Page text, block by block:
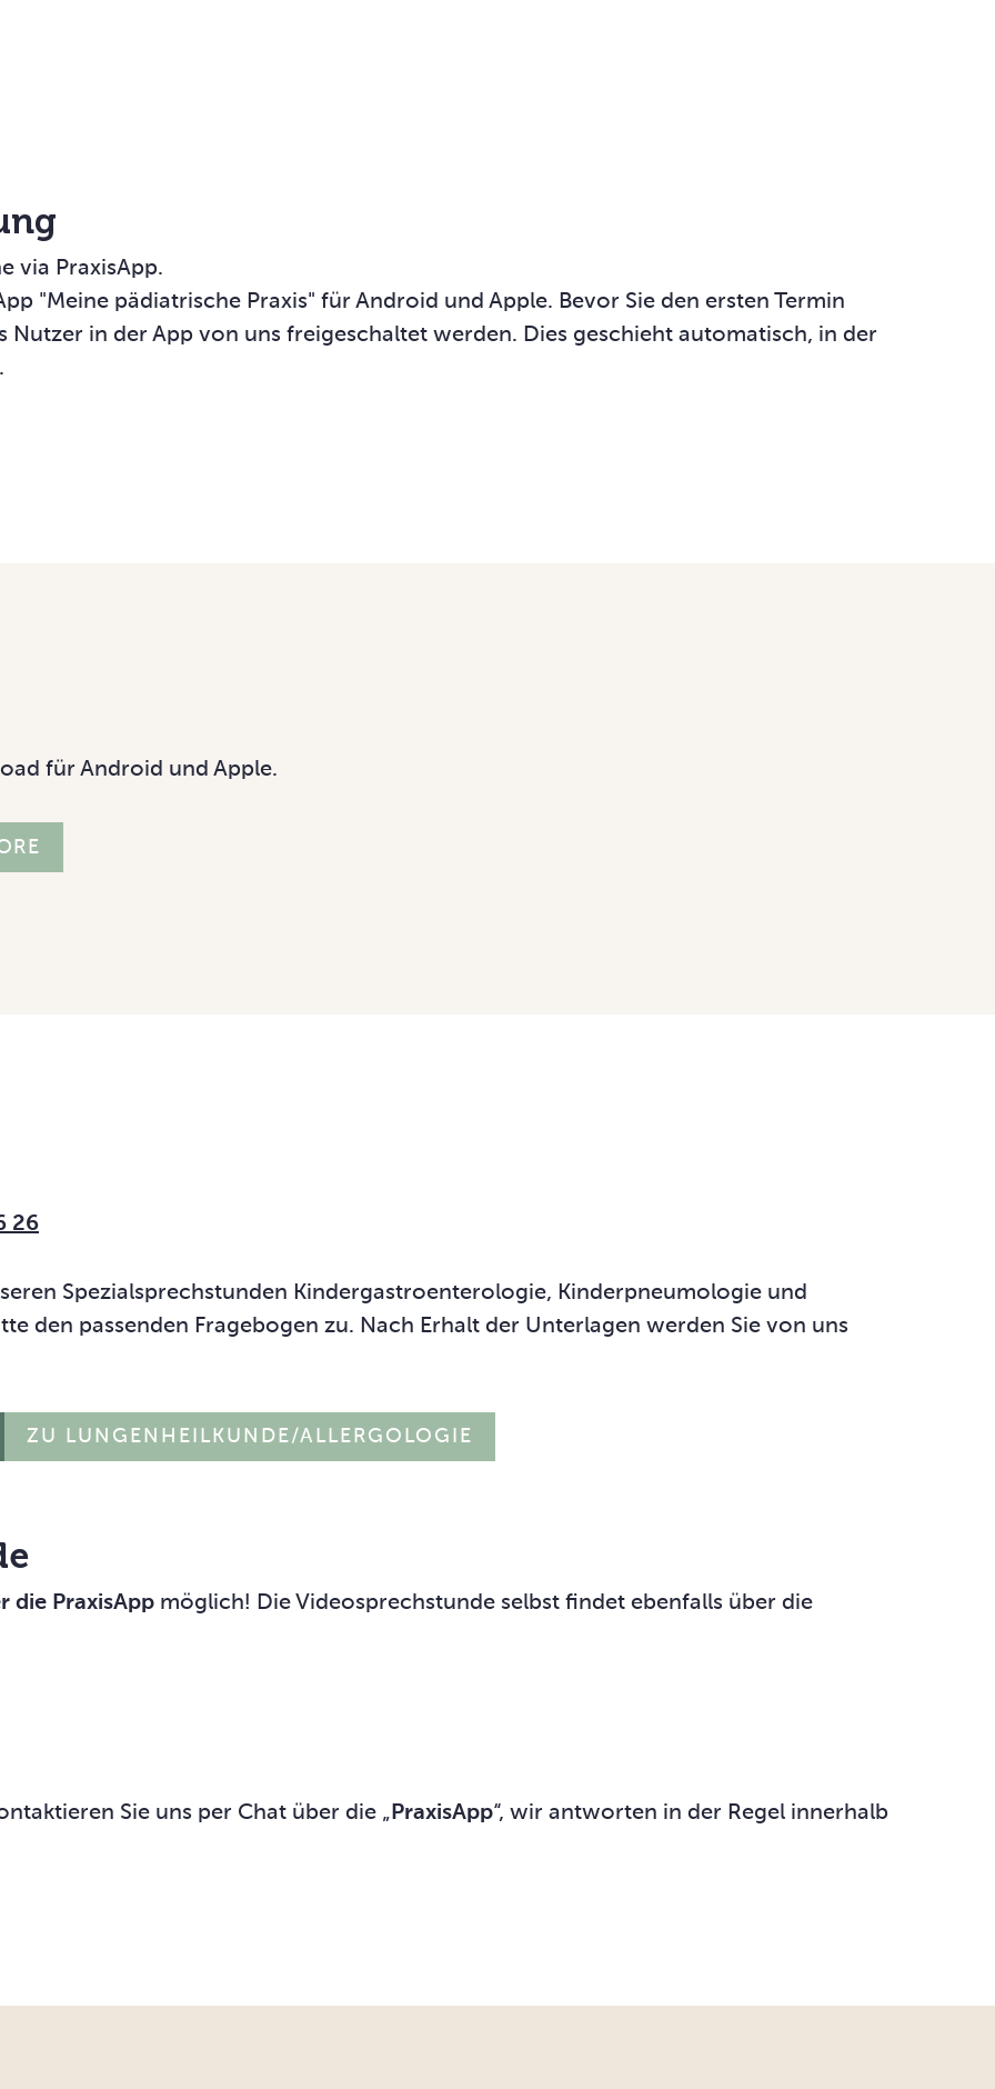
via PraxisApp.
"Meine pädiatrische Praxis" für Android und Apple. Bevor Sie den ersten Termin
Nutzer in der App von uns freigeschaltet werden. Dies geschieht automatisch, in der
für Android und Apple.
26
Spezialsprechstunden Kindergastroenterologie, Kinderpneumologie und
den passenden Fragebogen zu. Nach Erhalt der Unterlagen werden Sie von uns
ZU LUNGENHEILKUNDE/ALLERGOLOGIE
die PraxisApp möglich! Die Videosprechstunde selbst findet ebenfalls über die
Sie uns per Chat über die „PraxisApp“, wir antworten in der Regel innerhalb